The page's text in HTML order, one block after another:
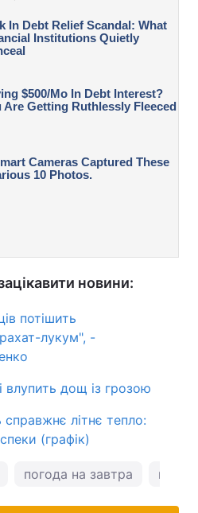
новини:
потішить
лукум", -
влупить дощ із грозою
літнє тепло:
(графік)
погода на завтра